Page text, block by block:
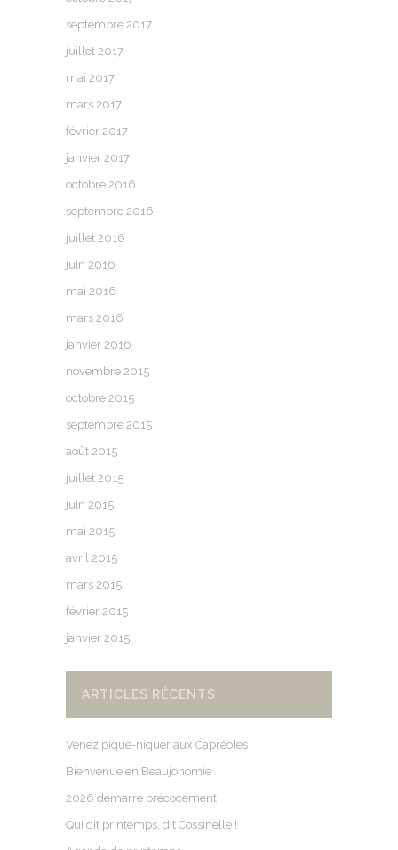
septembre 2017
juillet 2017
mai 2017
mars 2017
février 2017
janvier 2017
octobre 2016
septembre 2016
juillet 2016
juin 2016
mai 2016
mars 2016
janvier 2016
novembre 2015
octobre 2015
septembre 2015
août 2015
juillet 2015
juin 2015
mai 2015
avril 2015
mars 2015
février 2015
janvier 2015
ARTICLES RÉCENTS
Venez pique-niquer aux Capréoles
Bienvenue en Beaujonomie
2026 démarre précocément
Qui dit printemps, dit Cossinelle !